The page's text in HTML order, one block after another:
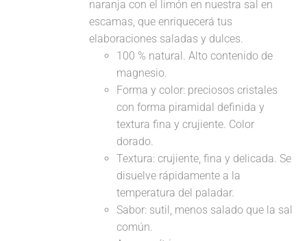
naranja con el limón en nuestra sal en
escamas, que enriquecerá tus
elaboraciones saladas y dulces.
100 % natural. Alto contenido de
magnesio.
Forma y color: preciosos cristales
con forma piramidal definida y
textura fina y crujiente. Color
dorado.
Textura: crujiente, fina y delicada. Se
disuelve rápidamente a la
temperatura del paladar.
Sabor: sutil, menos salado que la sal
común.